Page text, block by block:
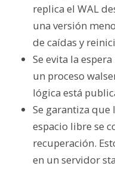
replica el WAL
una versión
de caídas y
Se evita la
un proceso
lógica está
Se garantiza que
espacio libre se
recuperación.
en un servidor